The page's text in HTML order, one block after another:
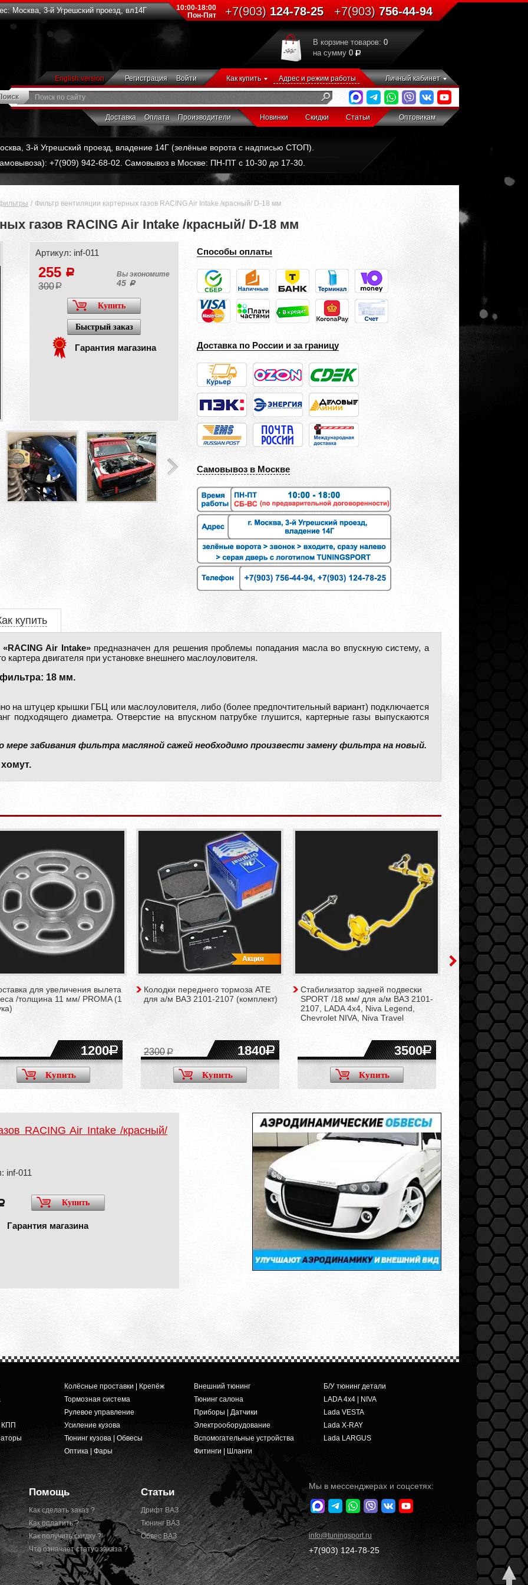
Москва, 3-й Угрешский проезд, вл14Г
10:00-18:00
Пон-Пят
+7(903)124-78-25 +7(903)756-44-94
В корзине товаров: 0
на сумму 0
English version Регистрация Войти Как купить Адрес и режим работы Личный кабинет
Доставка Оплата Производители Новинки Скидки Статьи Оптовикам
3-й Угрешский проезд, владение 14Г (зелёные ворота с надписью СТОП).
+7(909) 942-68-02. Самовывоз в Москве: ПН-ПТ с 10-30 до 17-30.
Фильтр вентиляции картерных газов RACING Air Intake /красный/ D-18 мм
газов RACING Air Intake /красный/ D-18 мм
Артикул: inf-011
Вы экономите
45 a
255 a
300a
Купить
Быстрый заказ
Гарантия магазина
Способы оплаты
Доставка по России и за границу
Самовывоз в Москве
купить
Air Intake»предназначен для решения проблемы попадания масла во впускную систему, а
картера двигателя при установке внешнего маслоуловителя.
18 мм.
на штуцер крышки ГБЦ или маслоуловителя, либо (более предпочтительный вариант) подключается
подходящего диаметра. Отверстие на впускном патрубке глушится, картерные газы выпускаются
забивания фильтра масляной сажей необходимо произвести замену фильтра на новый.
для увеличения вылета
/толщина 11 мм/ PROMA (1
1200
Купить
Колодки переднего тормоза ATE
для а/м ВАЗ 2101-2107 (комплект)
1840
2300
Купить
Стабилизатор задней подвески
SPORT /18 мм/ для а/м ВАЗ 2101-
2107, LADA 4x4, Niva Legend,
Chevrolet NIVA, Niva Travel
3500
Купить
Усилитель
ТоргМаш ВАЗ
2115, 21213-
RACING Air Intake /красный/
inf-011
Купить
Гарантия магазина
КПП
Колёсные проставки | Крепёж
Тормозная система
Рулевое управление
Усиление кузова
Тюнинг кузова | Обвесы
Оптика | Фары
Внешний тюнинг
Тюнинг салона
Приборы | Датчики
Электрооборудование
Вспомогательные устройства
Фитинги | Шланги
Б/У тюнинг детали
LADA 4x4 | NIVA
Lada VESTA
Lada X-RAY
Lada LARGUS
Помощь
Как сделать заказ ?
Как оплатить ?
Как получить скидку ?
Что означает статус заказа ?
Статьи
Дрифт ВАЗ
Тюнинг ВАЗ
Обвес ВАЗ
Мы в мессенджерах и соцсетях:
info@tuningsport.ru
+7(903) 124-78-25